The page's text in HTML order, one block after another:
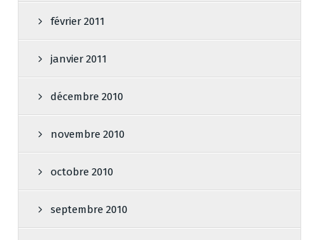
février 2011
janvier 2011
décembre 2010
novembre 2010
octobre 2010
septembre 2010